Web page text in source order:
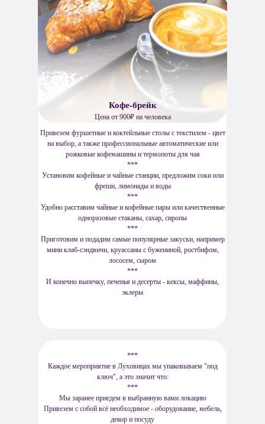
Цена от 900₽ на человека
Кофе-брейк
***
Каждое мероприятие в Луховицах мы упаковываем "под
ключ", а это значит что:
***
Мы заранее приедем в выбранную вами локацию
Привезем с собой всё необходимое - оборудование, мебель,
декор и посуду
Привезем фуршетные и коктейльные столы с текстилем - цвет
на выбор, а также профессиональные автоматические или
рожковые кофемашины и термопоты для чая
***
Установим кофейные и чайные станции, предложим соки или
фреши, лимонады и воды
***
Удобно расставим чайные и кофейные пары или качественные
одноразовые стаканы, сахар, сиропы
***
Приготовим и подадим самые популярные закуски, например
мини клаб-сэндвичи, круассаны с бужениной, ростбифом,
лососем, сыром
***
И конечно выпечку, печенья и десерты - кексы, маффины,
эклеры